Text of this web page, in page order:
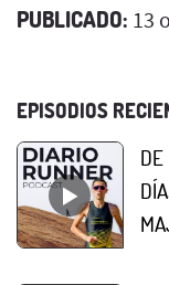
PUBLICADO: 13
EPISODIOS